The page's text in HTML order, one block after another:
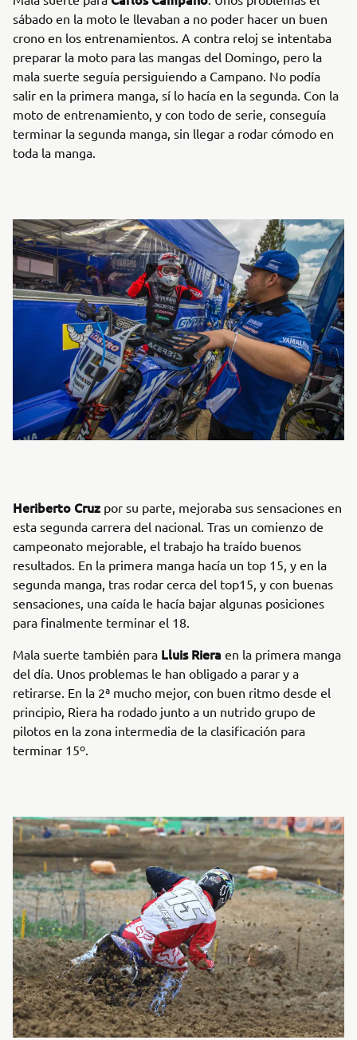
sábado en la moto le llevaban a no poder hacer un buen
crono en los entrenamientos. A contra reloj se intentaba
preparar la moto para las mangas del Domingo, pero la
mala suerte seguía persiguiendo a Campano. No podía
salir en la primera manga, sí lo hacía en la segunda. Con la
moto de entrenamiento, y con todo de serie, conseguía
terminar la segunda manga, sin llegar a rodar cómodo en
toda la manga.
Heriberto Cruz por su parte, mejoraba sus sensaciones en
esta segunda carrera del nacional. Tras un comienzo de
campeonato mejorable, el trabajo ha traído buenos
resultados. En la primera manga hacía un top 15, y en la
segunda manga, tras rodar cerca del top15, y con buenas
sensaciones, una caída le hacía bajar algunas posiciones
para finalmente terminar el 18.
Mala suerte también para Lluis Riera en la primera manga
del día. Unos problemas le han obligado a parar y a
retirarse. En la 2ª mucho mejor, con buen ritmo desde el
principio, Riera ha rodado junto a un nutrido grupo de
pilotos en la zona intermedia de la clasificación para
terminar 15º.